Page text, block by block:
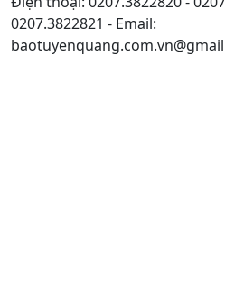
0207.3822821 - Email: